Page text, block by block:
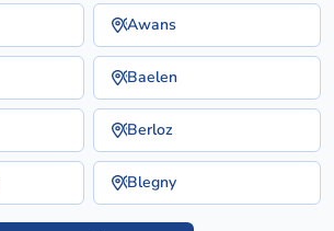
Awans
Baelen
Berloz
Blegny